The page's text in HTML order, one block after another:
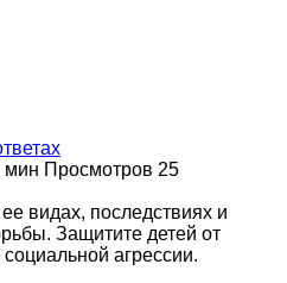
мин Просмотров 25
видах, последствиях и
Защитите детей от
агрессии.